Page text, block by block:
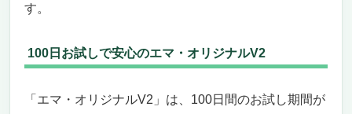
す。
100日お試しで安心のエマ・オリジナルV2
「エマ・オリジナルV2」は、100日間のお試し期間が